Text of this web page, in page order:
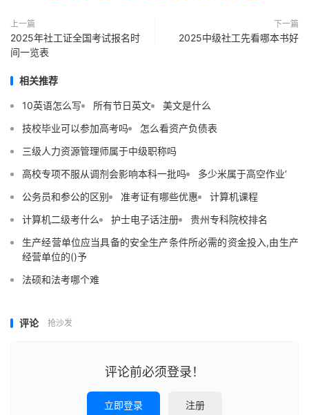
上一篇
2025年社工证全国考试报名时
间一览表
下一篇
2025中级社工先看哪本书好
相关推荐
10英语怎么写 所有节日英文
美文是什么
技校毕业可以参加高考吗
怎么看资产负债表
三级人力资源管理师属于中级职称吗
高校专项不服从调剂会影响本科一批吗
多少米属于高空作业‘
公务员和参公的区别
准考证有哪些优惠
计算机课程
计算机二级考什么
护士电子话注册
贵州专科院校排名
生产经营单位应当具备的安全生产条件所必需的资金投入,由生产
经营单位的()予
法硕和法考哪个难
评论 抢沙发
评论前必须登录！
立即登录 注册